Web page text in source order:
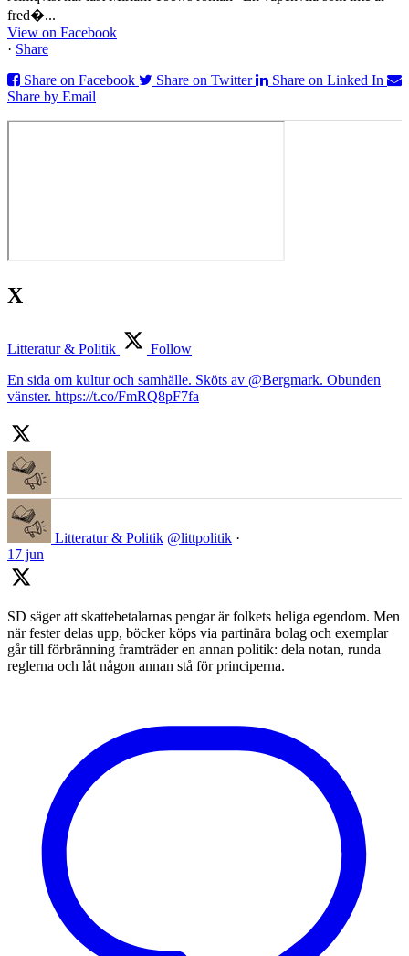
fred�...
View on Facebook
· Share
Share on Facebook
Share on Twitter
Share on Linked In
Share by Email
X
Litteratur & Politik
Follow
En sida om kultur och samhälle. Sköts av @Bergmark. Obunden
vänster. https://t.co/FmRQ8pF7fa
Litteratur & Politik @littpolitik ·
17 jun
SD säger att skattebetalarnas pengar är folkets heliga egendom. Men
när fester delas upp, böcker köps via partinära bolag och exemplar
går till förbränning framträder en annan politik: dela notan, runda
reglerna och låt någon annan stå för principerna.